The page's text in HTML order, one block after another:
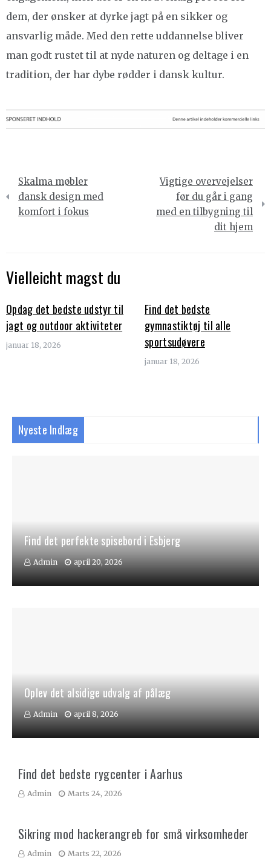
dem, der ønsker at dyrke jagt på en sikker og
ansvarlig måde. Med den rette uddannelse bliver
man godt rustet til at nyde naturen og deltage i en
tradition, der har dybe rødder i dansk kultur.
Indlægsnavigation
Skalma møbler
dansk design med
komfort i fokus
Vigtige overvejelser
før du går i gang
med en tilbygning til
dit hjem
Vielleicht magst du
Opdag det bedste udstyr til
jagt og outdoor aktiviteter
januar 18, 2026
Find det bedste
gymnastiktøj til alle
sportsudøvere
januar 18, 2026
Nyeste Indlæg
Find det perfekte spisebord i Esbjerg
Admin april 20, 2026
Oplev det alsidige udvalg af pålæg
Admin april 8, 2026
Find det bedste rygcenter i Aarhus
Admin Marts 24, 2026
Sikring mod hackerangreb for små virksomheder
Admin Marts 22, 2026